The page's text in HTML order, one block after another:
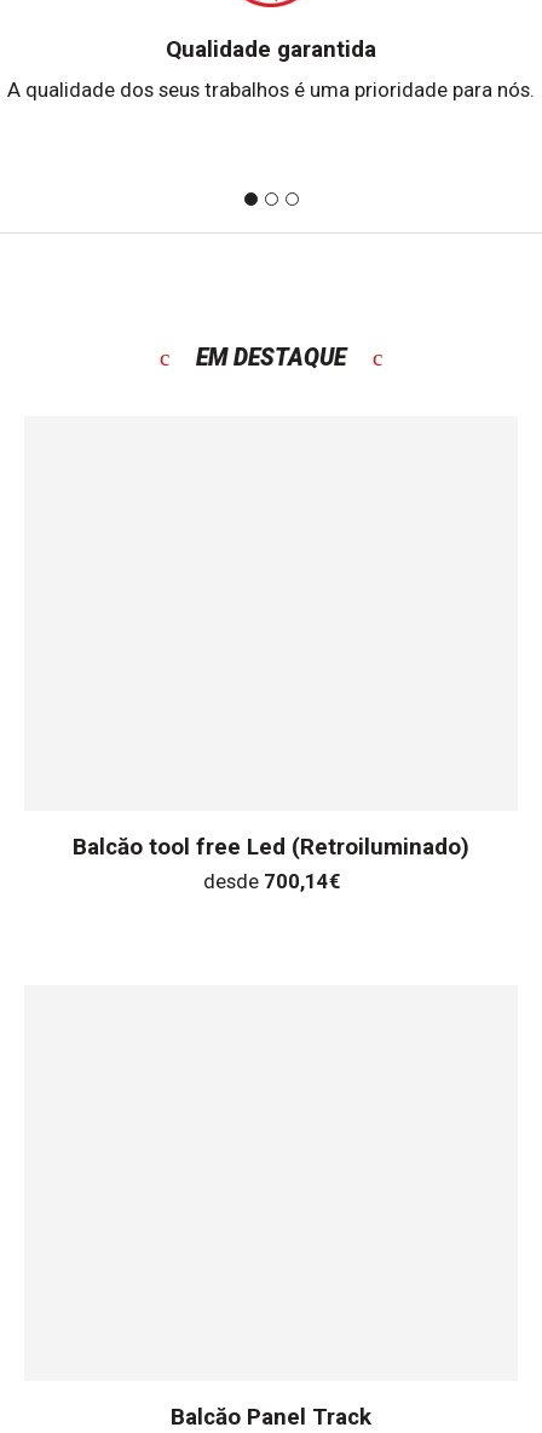
Qualidade garantida
A qualidade dos seus trabalhos é uma prioridade para nós.
EM DESTAQUE
Balcăo tool free Led (Retroiluminado)
desde 700,14€
Balcăo Panel Track